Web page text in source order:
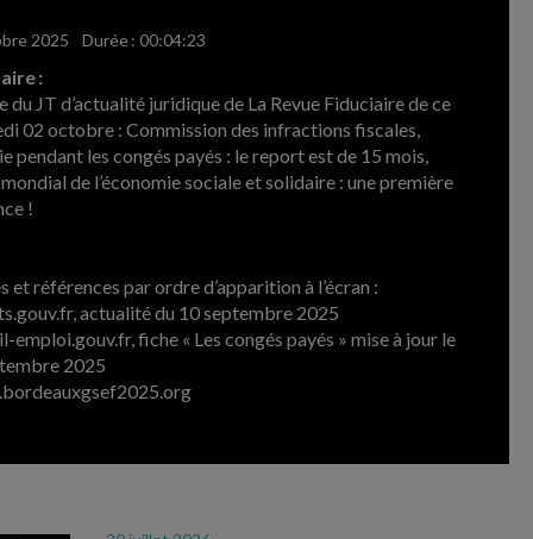
2025 Durée : 00:04:23
:
du JT d’actualité juridique de La Revue Fiduciaire de ce
02 octobre : Commission des infractions fiscales,
pendant les congés payés : le report est de 15 mois,
de l’économie sociale et solidaire : une première
!
et références par ordre d’apparition à l’écran :
actualité du 10 septembre 2025
emploi.gouv.fr, fiche « Les congés payés » mise à jour le
2025